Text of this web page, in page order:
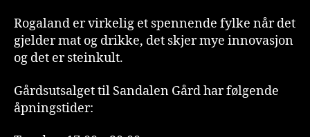
Rogaland er virkelig et spennende fylke når det
gjelder mat og drikke, det skjer mye innovasjon
og det er steinkult.
Gårdsutsalget til Sandalen Gård har følgende
åpningstider: